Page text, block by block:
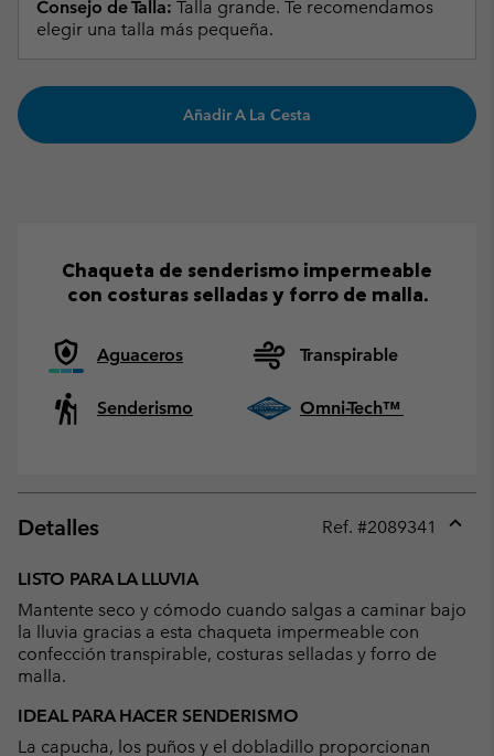
Consejo de Talla: Talla grande. Te recomendamos
elegir una talla más pequeña.
Añadir A La Cesta
Chaqueta de senderismo impermeable
con costuras selladas y forro de malla.
Aguaceros Transpirable
Senderismo Omni-Tech™
Detalles Ref. #2089341
LISTO PARA LA LLUVIA
Mantente seco y cómodo cuando salgas a caminar bajo
la lluvia gracias a esta chaqueta impermeable con
confección transpirable, costuras selladas y forro de
malla.
IDEAL PARA HACER SENDERISMO
La capucha, los puños y el dobladillo proporcionan